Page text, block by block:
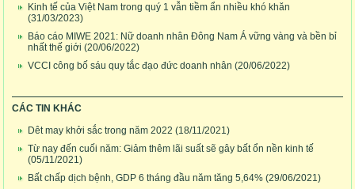
Kinh tế của Việt Nam trong quý 1 vẫn tiềm ẩn nhiều khó khăn
(31/03/2023)
Báo cáo MIWE 2021: Nữ doanh nhân Đông Nam Á vững vàng và bền bỉ
nhất thế giới (20/06/2022)
VCCI công bố sáu quy tắc đạo đức doanh nhân (20/06/2022)
CÁC TIN KHÁC
Dêt may khởi sắc trong năm 2022 (18/11/2021)
Từ nay đến cuối năm: Giảm thêm lãi suất sẽ gây bất ổn nền kinh tế
(05/11/2021)
Bất chấp dịch bệnh, GDP 6 tháng đầu năm tăng 5,64% (29/06/2021)